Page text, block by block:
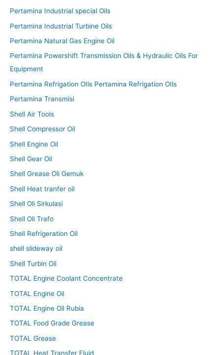
Pertamina Industrial special Oils
Pertamina Industrial Turbine Oils
Pertamina Natural Gas Engine Oil
Pertamina Powershift Transmission Oils & Hydraulic Oils For
Equipment
Pertamina Refrigation OIls Pertamina Refrigation OIls
Pertamina Transmisi
Shell Air Tools
Shell Compressor Oil
Shell Engine Oil
Shell Gear Oil
Shell Grease Oli Gemuk
Shell Heat tranfer oil
Shell Oli Sirkulasi
Shell Oli Trafo
Shell Refrigeration Oil
shell slideway oil
Shell Turbin Oil
TOTAL Engine Coolant Concentrate
TOTAL Engine Oil
TOTAL Engine Oil Rubia
TOTAL Food Grade Grease
TOTAL Grease
TOTAL Heat Transfer Fluid